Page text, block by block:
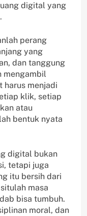
digital yang
perang
yang
dan tanggung
mengambil
harus menjadi
klik, setiap
atau
bentuk nyata
digital bukan
tetapi juga
itu bersih dari
masa
bisa tumbuh.
moral, dan